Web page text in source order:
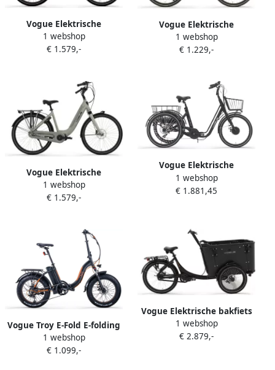
Vogue Elektrische
stadsfiets Mestengo Dames
46 cm Donker blauw 504
1 webshop
€ 1.579,-
Vogue Elektrische
stadsfiets Mio Dames 8sp
46 cm Mat grijs 468 Wh Mat
1 webshop
€ 1.229,-
Vogue Elektrische
stadsfiets Mestengo Dames
46 cm Mat grijs 504 Wh Mat
1 webshop
€ 1.579,-
Vogue Elektrische
driewieler Tri-Velo Uni
Zwart 468 Wh Zwart
1 webshop
€ 1.881,45
Vogue Troy E-Fold E-folding
S7 Fatbike Elektrische fiets
Elektrische Vouwfiets
1 webshop
€ 1.099,-
Vogue Elektrische bakfiets
Superior 3 Deluxe Mat
Zwart Zwart 540 Watt
1 webshop
€ 2.879,-